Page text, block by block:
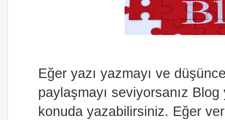
Eğer yazı yazmayı ve
paylaşmayı seviyorsanız
konuda yazabilirsiniz. Eğer